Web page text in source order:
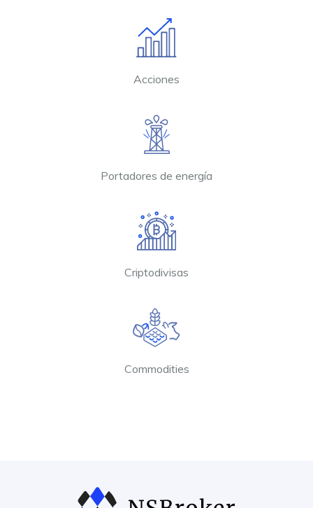
Acciones
Portadores de energía
Criptodivisas
Commodities